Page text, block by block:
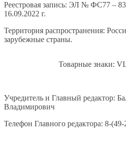
Реестровая запись: ЭЛ № ФС77 –
16.09.2022 г.
Территория распространения:
зарубежные страны.
Товарные знаки:
Учредитель и Главный редактор:
Владимирович
Телефон Главного редактора: 8-